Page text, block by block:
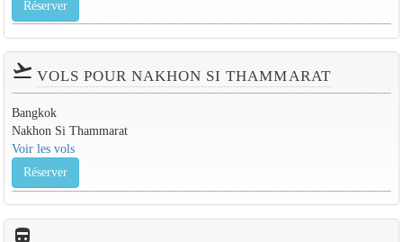
Réserver
flight_takeoff VOLS POUR NAKHON SI THAMMARAT
Bangkok
Nakhon Si Thammarat
Voir les vols
Réserver
directions_bus_filled